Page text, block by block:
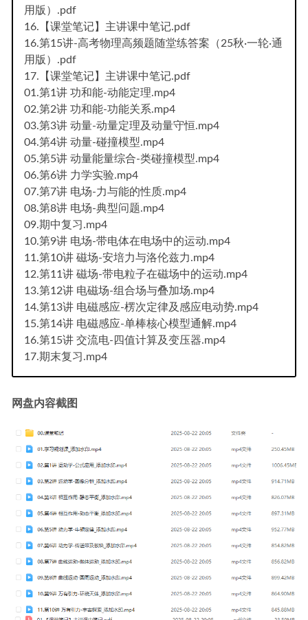
用版）.pdf
16.【课堂笔记】主讲课中笔记.pdf
16.第15讲-高考物理高频题随堂练答案（25秋·一轮·通
用版）.pdf
17.【课堂笔记】主讲课中笔记.pdf
01.第1讲 功和能-动能定理.mp4
02.第2讲 功和能-功能关系.mp4
03.第3讲 动量-动量定理及动量守恒.mp4
04.第4讲 动量-碰撞模型.mp4
05.第5讲 动量能量综合-类碰撞模型.mp4
06.第6讲 力学实验.mp4
07.第7讲 电场-力与能的性质.mp4
08.第8讲 电场-典型问题.mp4
09.期中复习.mp4
10.第9讲 电场-带电体在电场中的运动.mp4
11.第10讲 磁场-安培力与洛伦兹力.mp4
12.第11讲 磁场-带电粒子在磁场中的运动.mp4
13.第12讲 电磁场-组合场与叠加场.mp4
14.第13讲 电磁感应-楞次定律及感应电动势.mp4
15.第14讲 电磁感应-单棒核心模型通解.mp4
16.第15讲 交流电-四值计算及变压器.mp4
17.期末复习.mp4
网盘内容截图